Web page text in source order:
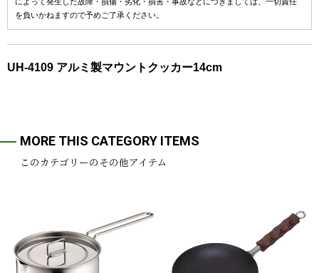
を負いかねますので予めご了承ください。
UH-4109 アルミ製マウントクッカー14cm
MORE THIS CATEGORY ITEMS
このカテゴリーのその他アイテム